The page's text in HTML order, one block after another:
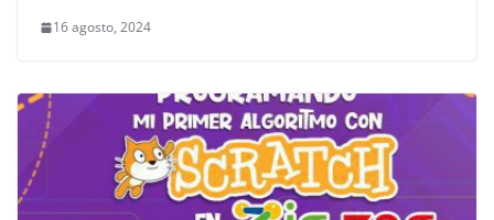
16 agosto, 2024